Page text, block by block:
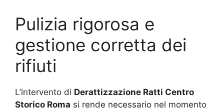
Pulizia rigorosa e
gestione corretta dei
rifiuti
L’intervento di Derattizzazione Ratti Centro
Storico Roma si rende necessario nel momento